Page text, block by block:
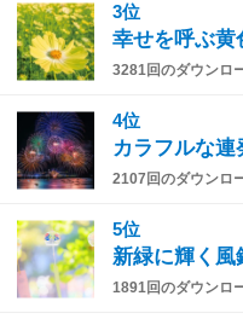
3位
幸せを呼ぶ黄
3281回のダウンロ
4位
カラフルな連
2107回のダウンロ
5位
新緑に輝く風
1891回のダウンロ